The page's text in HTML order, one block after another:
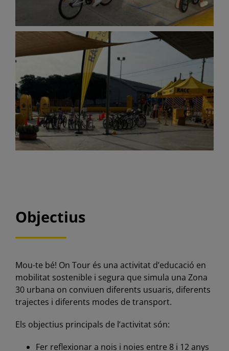
Objectius
Mou-te bé! On Tour és una activitat d’educació en
mobilitat sostenible i segura que simula una Zona
30 urbana on conviuen diferents usuaris, diferents
trajectes i diferents modes de transport.
Els objectius principals de l’activitat són:
Fer reflexionar a nois i noies entre 8 i 12 anys